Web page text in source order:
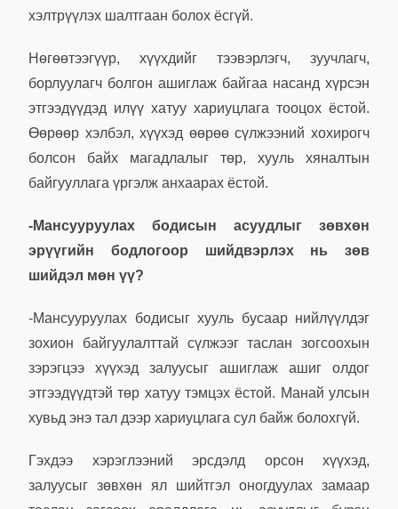
хэлтрүүлэх шалтгаан болох ёсгүй.
Нөгөөтээгүүр, хүүхдийг тээвэрлэгч, зуучлагч,
борлуулагч болгон ашиглаж байгаа насанд хүрсэн
этгээдүүдэд илүү хатуу хариуцлага тооцох ёстой.
Өөрөөр хэлбэл, хүүхэд өөрөө сүлжээний хохирогч
болсон байх магадлалыг төр, хууль хяналтын
байгууллага үргэлж анхаарах ёстой.
-Мансууруулах бодисын асуудлыг зөвхөн
эрүүгийн бодлогоор шийдвэрлэх нь зөв
шийдэл мөн үү?
-Мансууруулах бодисыг хууль бусаар нийлүүлдэг
зохион байгуулалттай сүлжээг таслан зогсоохын
зэрэгцээ хүүхэд залуусыг ашиглаж ашиг олдог
этгээдүүдтэй төр хатуу тэмцэх ёстой. Манай улсын
хувьд энэ тал дээр хариуцлага сул байж болохгүй.
Гэхдээ хэрэглээний эрсдэлд орсон хүүхэд,
залуусыг зөвхөн ял шийтгэл оногдуулах замаар